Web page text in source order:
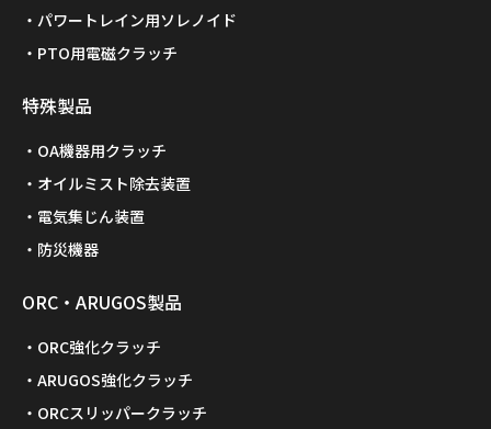
パワートレイン用ソレノイド
PTO用電磁クラッチ
特殊製品
OA機器用クラッチ
オイルミスト除去装置
電気集じん装置
防災機器
ORC・ARUGOS製品
ORC強化クラッチ
ARUGOS強化クラッチ
ORCスリッパークラッチ